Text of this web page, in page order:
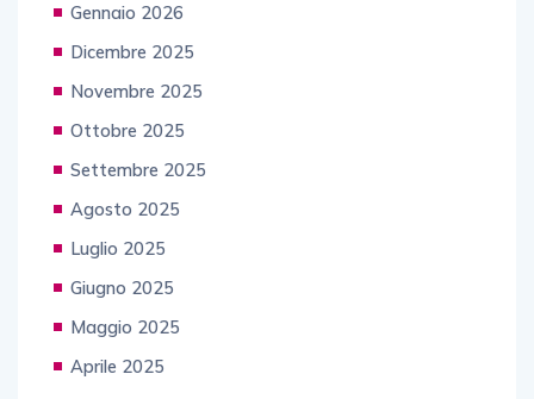
Gennaio 2026
Dicembre 2025
Novembre 2025
Ottobre 2025
Settembre 2025
Agosto 2025
Luglio 2025
Giugno 2025
Maggio 2025
Aprile 2025